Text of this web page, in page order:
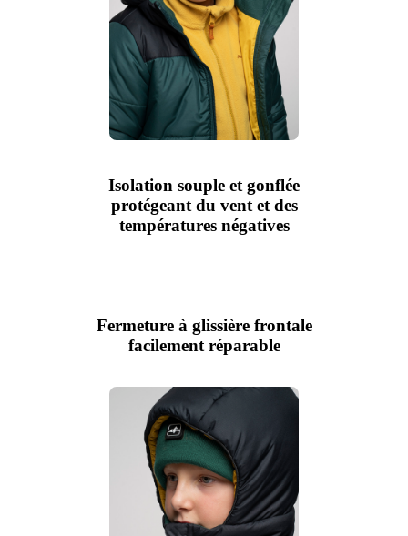
Isolation souple et gonflée
protégeant du vent et des
températures négatives
Fermeture à glissière frontale
facilement réparable